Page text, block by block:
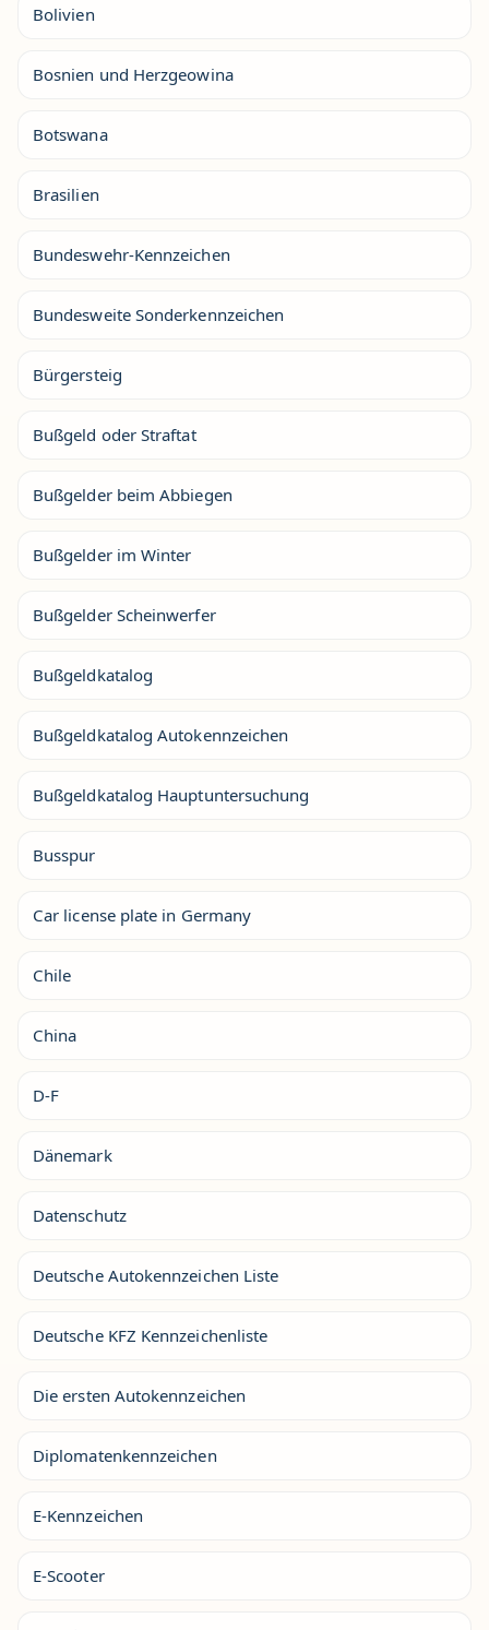
Bolivien
Bosnien und Herzgeowina
Botswana
Brasilien
Bundeswehr-Kennzeichen
Bundesweite Sonderkennzeichen
Bürgersteig
Bußgeld oder Straftat
Bußgelder beim Abbiegen
Bußgelder im Winter
Bußgelder Scheinwerfer
Bußgeldkatalog
Bußgeldkatalog Autokennzeichen
Bußgeldkatalog Hauptuntersuchung
Busspur
Car license plate in Germany
Chile
China
D-F
Dänemark
Datenschutz
Deutsche Autokennzeichen Liste
Deutsche KFZ Kennzeichenliste
Die ersten Autokennzeichen
Diplomatenkennzeichen
E-Kennzeichen
E-Scooter